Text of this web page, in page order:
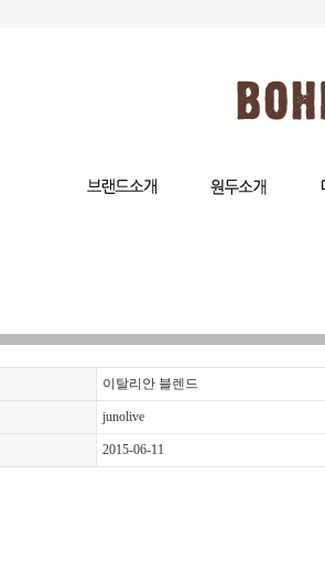
이탈리안 블렌드
junolive
2015-06-11